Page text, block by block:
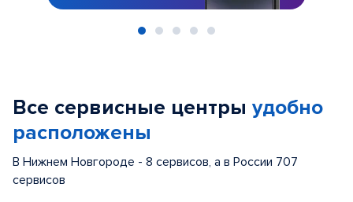
Все сервисные центры удобно
расположены
В Нижнем Новгороде - 8 сервисов, а в России 707
сервисов